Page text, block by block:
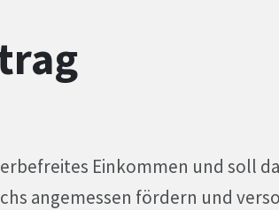
Einkommen und soll
angemessen fördern und